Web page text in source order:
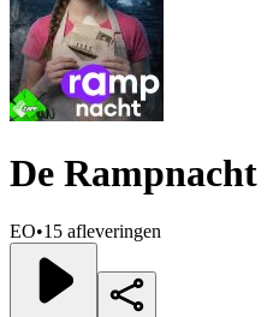
De Rampnacht
EO•15 afleveringen